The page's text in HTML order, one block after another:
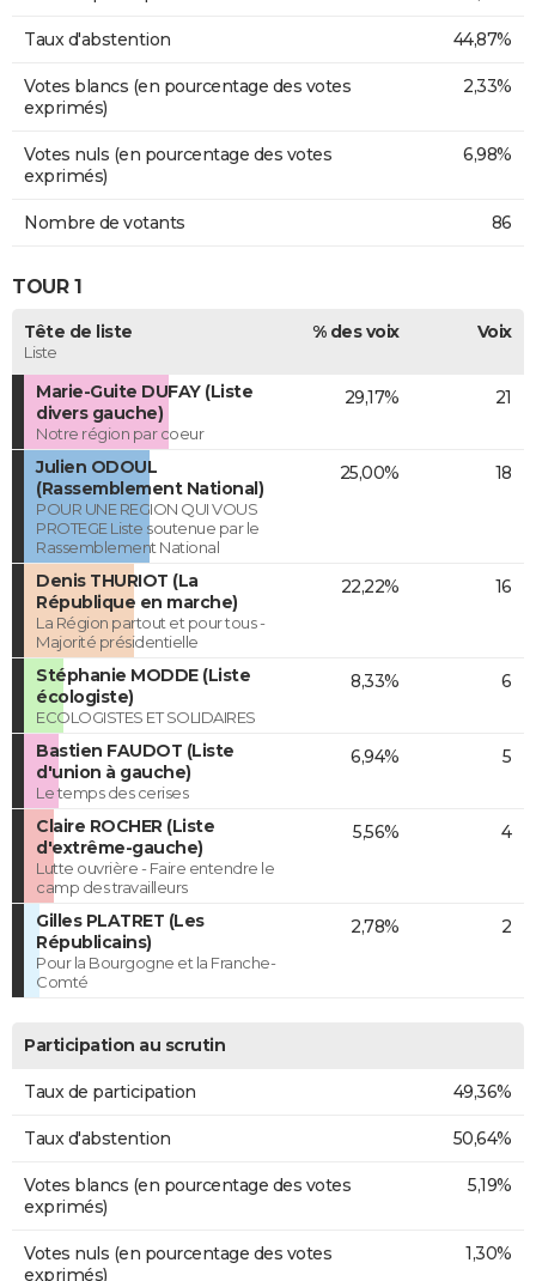
Taux d'abstention 44,87%
Votes blancs (en pourcentage des votes
exprimés)
2,33%
Votes nuls (en pourcentage des votes
exprimés)
6,98%
Nombre de votants 86
TOUR 1
Tête de liste
Liste
% des voix Voix
Marie-Guite DUFAY (Liste
divers gauche)
Notre région par coeur
29,17% 21
Julien ODOUL
(Rassemblement National)
POUR UNE REGION QUI VOUS
PROTEGE Liste soutenue par le
Rassemblement National
25,00% 18
Denis THURIOT (La
République en marche)
La Région partout et pour tous -
Majorité présidentielle
22,22% 16
Stéphanie MODDE (Liste
écologiste)
ECOLOGISTES ET SOLIDAIRES
8,33% 6
Bastien FAUDOT (Liste
d'union à gauche)
Le temps des cerises
6,94% 5
Claire ROCHER (Liste
d'extrême-gauche)
Lutte ouvrière - Faire entendre le
camp des travailleurs
5,56% 4
Gilles PLATRET (Les
Républicains)
Pour la Bourgogne et la Franche-
Comté
2,78% 2
Participation au scrutin
Taux de participation 49,36%
Taux d'abstention 50,64%
Votes blancs (en pourcentage des votes
exprimés)
5,19%
Votes nuls (en pourcentage des votes
exprimés)
1,30%